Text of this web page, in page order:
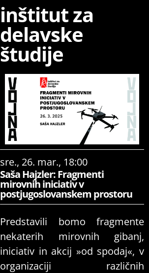
inštitut za
delavske
študije
sre., 26. mar., 18:00
Saša Hajzler: Fragmenti
mirovnih iniciativ v
postjugoslovanskem prostoru
Predstavili bomo fragmente
nekaterih mirovnih gibanj,
iniciativ in akcij »od spodaj«, v
organizaciji različnih